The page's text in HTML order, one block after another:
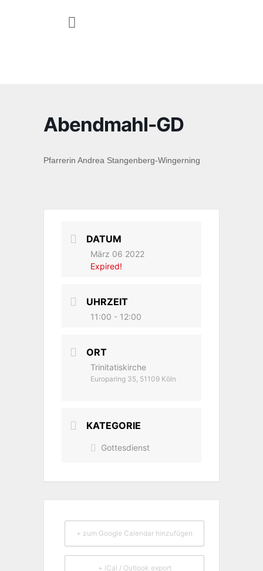
Abendmahl-GD
Pfarrerin Andrea Stangenberg-Wingerning
DATUM
März 06 2022
Expired!
UHRZEIT
11:00 - 12:00
ORT
Trinitatiskirche
Europaring 35, 51109 Köln
KATEGORIE
Gottesdienst
+ zum Google Calendar hinzufügen
+ iCal / Outlook export